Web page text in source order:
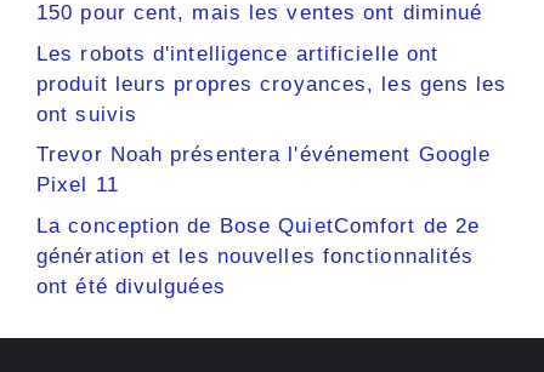
150 pour cent, mais les ventes ont diminué
Les robots d'intelligence artificielle ont
produit leurs propres croyances, les gens les
ont suivis
Trevor Noah présentera l'événement Google
Pixel 11
La conception de Bose QuietComfort de 2e
génération et les nouvelles fonctionnalités
ont été divulguées